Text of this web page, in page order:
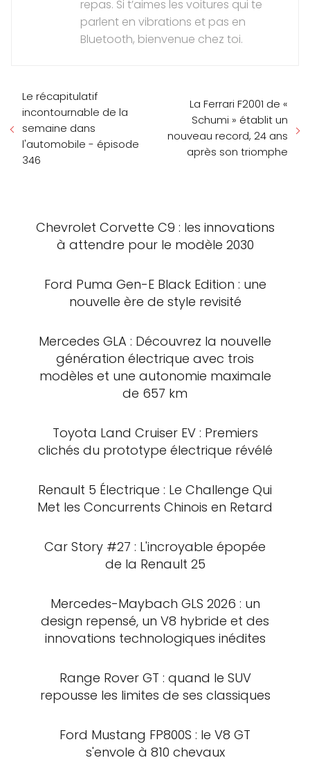
repas. Si t’aimes les voitures qui te
parlent en vibrations et pas en
Bluetooth, bienvenue chez toi.
Le récapitulatif
incontournable de la
semaine dans
l'automobile - épisode
346
La Ferrari F2001 de «
Schumi » établit un
nouveau record, 24 ans
après son triomphe
Chevrolet Corvette C9 : les innovations
à attendre pour le modèle 2030
Ford Puma Gen-E Black Edition : une
nouvelle ère de style revisité
Mercedes GLA : Découvrez la nouvelle
génération électrique avec trois
modèles et une autonomie maximale
de 657 km
Toyota Land Cruiser EV : Premiers
clichés du prototype électrique révélé
Renault 5 Électrique : Le Challenge Qui
Met les Concurrents Chinois en Retard
Car Story #27 : L'incroyable épopée
de la Renault 25
Mercedes-Maybach GLS 2026 : un
design repensé, un V8 hybride et des
innovations technologiques inédites
Range Rover GT : quand le SUV
repousse les limites de ses classiques
Ford Mustang FP800S : le V8 GT
s'envole à 810 chevaux